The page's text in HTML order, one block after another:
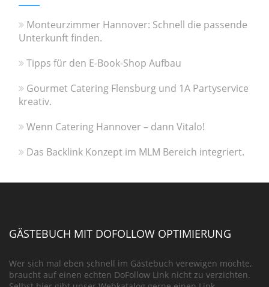
Monteurzimmer Hannover: Schnell die passende
Unterkunft finden.
Tipps für den E-Book-Shop Aufbau
Gourmet Catering Flensburg und 1A Partyservice
kreativ.
Wenn Catering Hannover – dann Vitalo!
Das Backlink Konzept im MLM Bereich integriert.
GÄSTEBUCH MIT DOFOLLOW OPTIMIERUNG
Wer sich mal eben schnell im Gästebuch verewigen möchte,
braucht auf einen echten DoFollow Link nicht zu verzichten.